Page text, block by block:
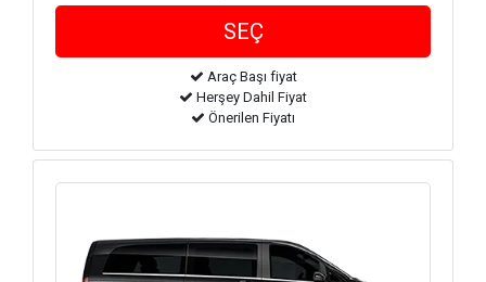
Araç Başı fiyat
Herşey Dahil Fiyat
Önerilen Fiyatı